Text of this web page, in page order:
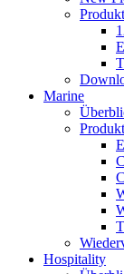
Marine
Hospitality